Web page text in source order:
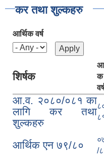
कर तथा शुल्कहरु
आर्थिक वर्ष
शिर्षक
क
आ.व. २०८०/०८१ का
लागि कर तथा
शुल्कहरु
आर्थिक एन ७९/८०
/